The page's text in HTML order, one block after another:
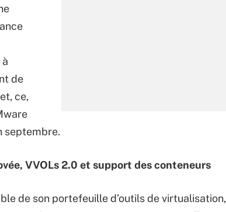
de
ce,
septembre.
VVOLs 2.0 et support des conteneurs
de son portefeuille d’outils de virtualisation,